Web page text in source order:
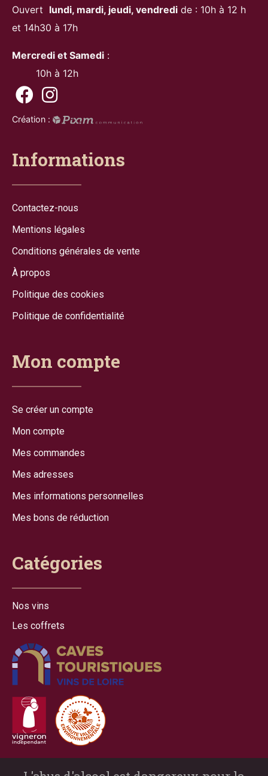
Ouvert lundi, mardi, jeudi, vendredi de : 10h à 12 h
et 14h30 à 17h
Mercredi et Samedi :
10h à 12h
Création :
Informations
Contactez-nous
Mentions légales
Conditions générales de vente
À propos
Politique des cookies
Politique de confidentialité
Mon compte
Se créer un compte
Mon compte
Mes commandes
Mes adresses
Mes informations personnelles
Mes bons de réduction
Catégories
Nos vins
Les coffrets